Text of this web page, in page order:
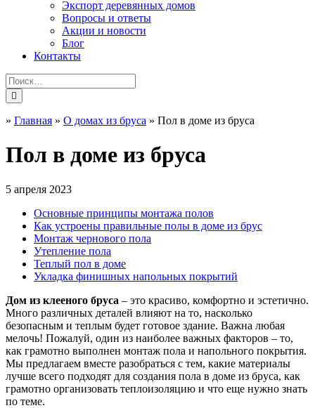
Экспорт деревянных домов
Вопросы и ответы
Акции и новости
Блог
Контакты
» Главная » О домах из бруса » Пол в доме из бруса
Пол в доме из бруса
5 апреля 2023
Основные принципы монтажа полов
Как устроены правильные полы в доме из брус
Монтаж чернового пола
Утепление пола
Теплый пол в доме
Укладка финишных напольных покрытий
Дом из клееного бруса – это красиво, комфортно и эстетично.
Много различных деталей влияют на то, насколько
безопасным и теплым будет готовое здание. Важна любая
мелочь! Пожалуй, один из наиболее важных факторов – то,
как грамотно выполнен монтаж пола и напольного покрытия.
Мы предлагаем вместе разобраться с тем, какие материалы
лучше всего подходят для создания пола в доме из бруса, как
грамотно организовать теплоизоляцию и что еще нужно знать
по теме.